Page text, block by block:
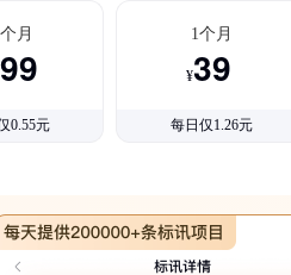
月
0.55元
1个月
¥39
每日仅1.26元